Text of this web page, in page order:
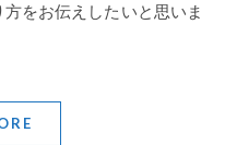
をお伝えしたいと思いま